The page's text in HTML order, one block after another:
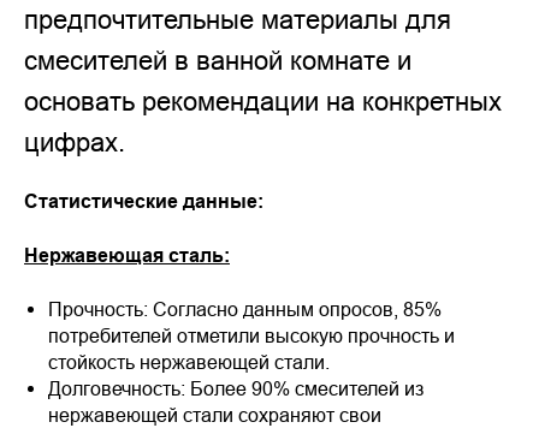
предпочтительные материалы для
смесителей в ванной комнате и
основать рекомендации на конкретных
цифрах.
Статистические данные:
Нержавеющая сталь:
Прочность: Согласно данным опросов, 85%
потребителей отметили высокую прочность и
стойкость нержавеющей стали.
Долговечность: Более 90% смесителей из
нержавеющей стали сохраняют свои